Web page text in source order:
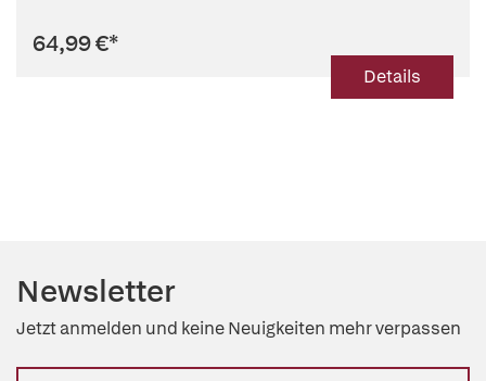
64,99 €*
Details
Newsletter
Jetzt anmelden und keine Neuigkeiten mehr verpassen